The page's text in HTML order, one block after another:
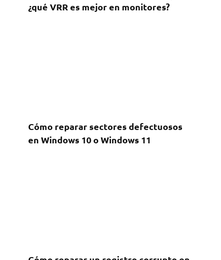
¿qué VRR es mejor en monitores?
Cómo reparar sectores defectuosos
en Windows 10 o Windows 11